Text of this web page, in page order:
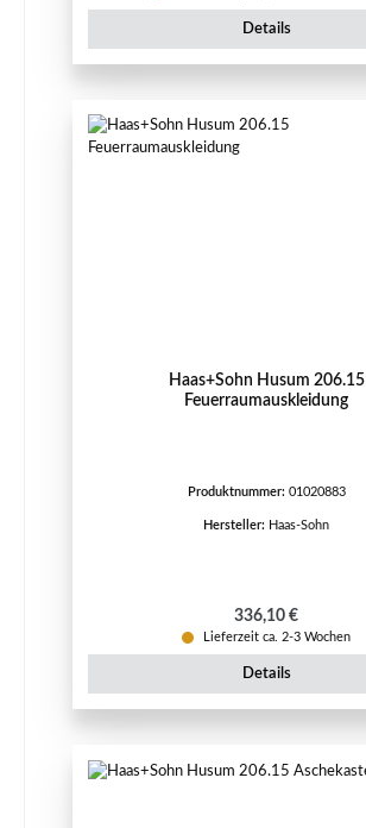
Details
Haas+Sohn Husum 206.15
Feuerraumauskleidung
Produktnummer: 01020883
Hersteller: Haas-Sohn
Regulärer Preis:
336,10 €
Lieferzeit ca. 2-3 Wochen
Details